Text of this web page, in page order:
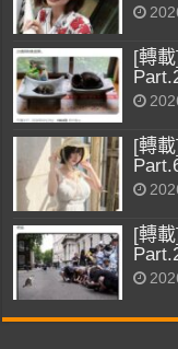
[轉
[轉
[轉